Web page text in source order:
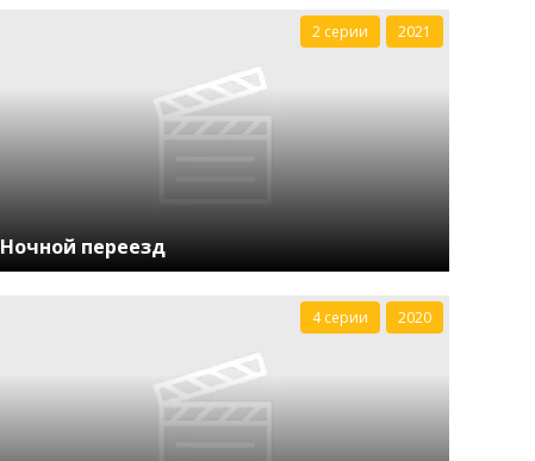
Ночной переезд
2 серии 2021
4 серии 2020